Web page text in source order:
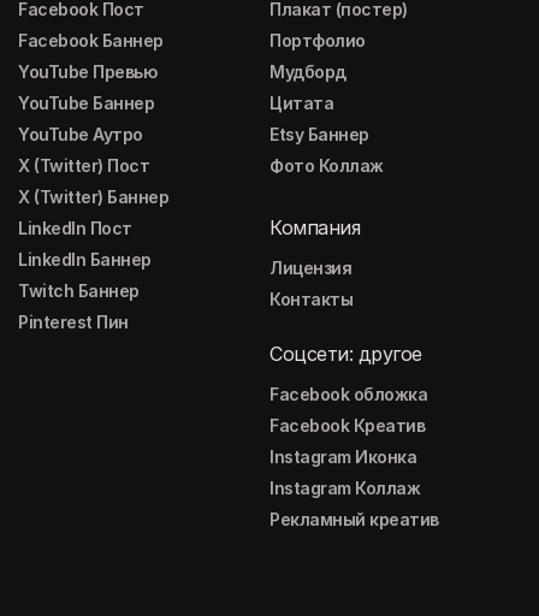
Facebook Пост
Facebook Баннер
YouTube Превью
YouTube Баннер
YouTube Аутро
X (Twitter) Пост
X (Twitter) Баннер
LinkedIn Пост
LinkedIn Баннер
Twitch Баннер
Pinterest Пин
Плакат (постер)
Портфолио
Мудборд
Цитата
Etsy Баннер
Фото Коллаж
Компания
Лицензия
Контакты
Соцсети: другое
Facebook обложка
Facebook Креатив
Instagram Иконка
Instagram Коллаж
Рекламный креатив